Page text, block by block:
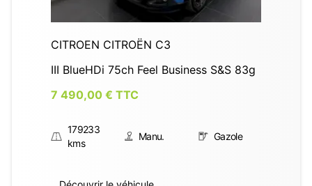
CITROEN CITROËN C3
1.6i 16v Exclusive
5 490,00
86000